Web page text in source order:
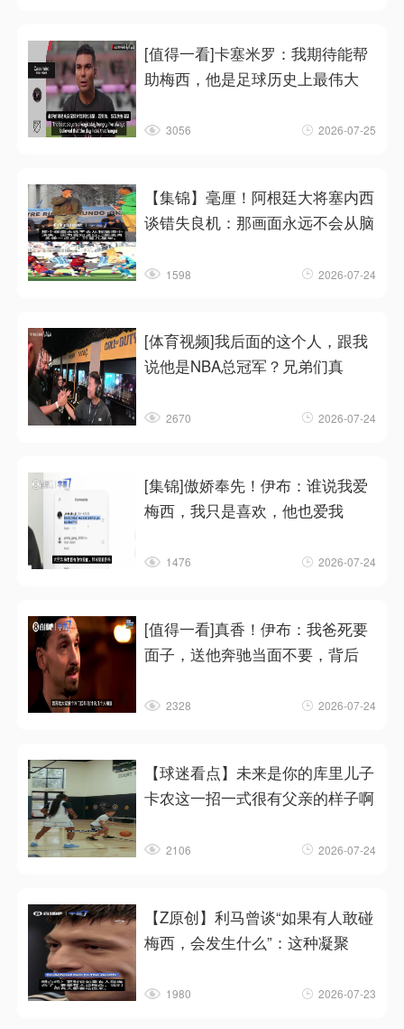
[值得一看]卡塞米罗：我期待能帮
助梅西，他是足球历史上最伟大
3056 2026-07-25
【集锦】毫厘！阿根廷大将塞内西
谈错失良机：那画面永远不会从脑
1598 2026-07-24
[体育视频]我后面的这个人，跟我
说他是NBA总冠军？兄弟们真
2670 2026-07-24
[集锦]傲娇奉先！伊布：谁说我爱
梅西，我只是喜欢，他也爱我
1476 2026-07-24
[值得一看]真香！伊布：我爸死要
面子，送他奔驰当面不要，背后
2328 2026-07-24
【球迷看点】未来是你的库里儿子
卡农这一招一式很有父亲的样子啊
2106 2026-07-24
【Z原创】利马曾谈“如果有人敢碰
梅西，会发生什么”：这种凝聚
1980 2026-07-23